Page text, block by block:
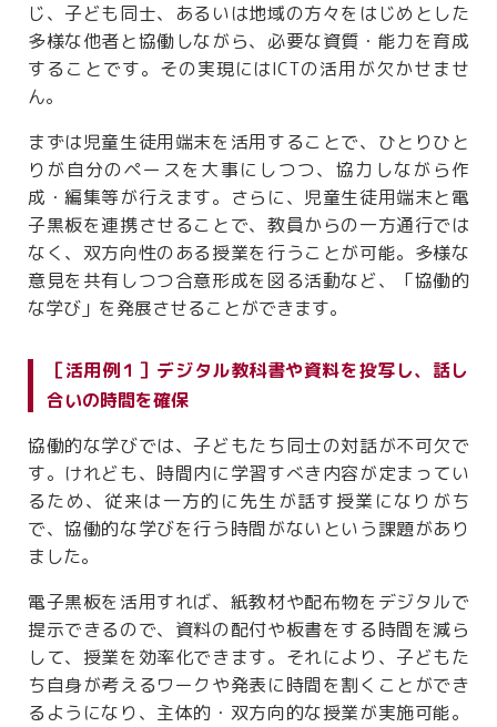
じ、子ども同士、あるいは地域の方々をはじめとした
多様な他者と協働しながら、必要な資質・能力を育成
することです。その実現にはICTの活用が欠かせませ
ん。
まずは児童生徒用端末を活用することで、ひとりひと
りが自分のペースを大事にしつつ、協力しながら作
成・編集等が行えます。さらに、児童生徒用端末と電
子黒板を連携させることで、教員からの一方通行では
なく、双方向性のある授業を行うことが可能。多様な
意見を共有しつつ合意形成を図る活動など、「協働的
な学び」を発展させることができます。
［活用例１］デジタル教科書や資料を投写し、話し
合いの時間を確保
協働的な学びでは、子どもたち同士の対話が不可欠で
す。けれども、時間内に学習すべき内容が定まってい
るため、従来は一方的に先生が話す授業になりがち
で、協働的な学びを行う時間がないという課題があり
ました。
電子黒板を活用すれば、紙教材や配布物をデジタルで
提示できるので、資料の配付や板書をする時間を減ら
して、授業を効率化できます。それにより、子どもた
ち自身が考えるワークや発表に時間を割くことができ
るようになり、主体的・双方向的な授業が実施可能。